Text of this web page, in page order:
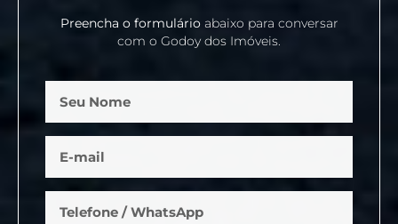
Preencha o formulárioabaixo para conversar
com o Godoy dos Imóveis.